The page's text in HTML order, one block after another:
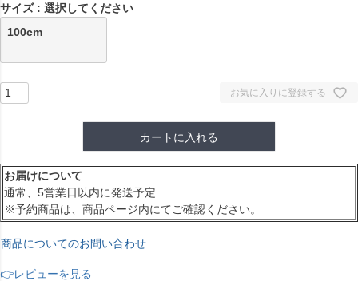
サイズ
選択してください
100cm
お気に入りに登録する
カートに入れる
お届けについて
通常、5営業日以内に発送予定
※予約商品は、商品ページ内にてご確認ください。
商品についてのお問い合わせ
👉レビューを見る